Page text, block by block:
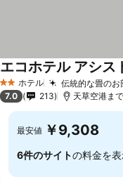
2 ホテルのランク
ホテル 伝統的な畳のお
エコホテル アシス
7.0 213 天草空港ま
最安値 ￥9,308
6件のサイトの料金を